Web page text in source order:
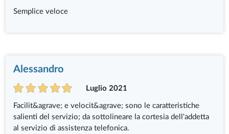
Semplice veloce
Alessandro
Luglio 2021
Facilit&agrave; e velocit&agrave; sono le caratteristiche
salienti del servizio; da sottolineare la cortesia dell'addetta
al servizio di assistenza telefonica.